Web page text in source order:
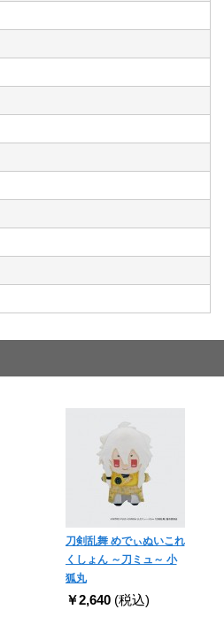
刀剣乱舞 めでぃぬいこれ
くしょん ～刀ミュ～ 小
狐丸
￥2,640 (税込)